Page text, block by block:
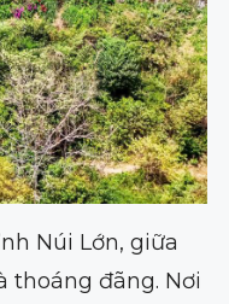
Núi Lớn, giữa
thoáng đãng. Nơi